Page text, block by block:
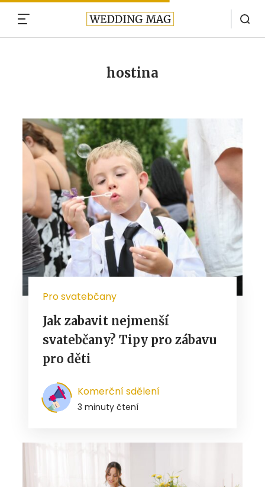
hostina
Pro svatebčany
Jak zabavit nejmenší
svatebčany? Tipy pro zábavu
pro děti
Komerční sdělení
3 minuty čtení